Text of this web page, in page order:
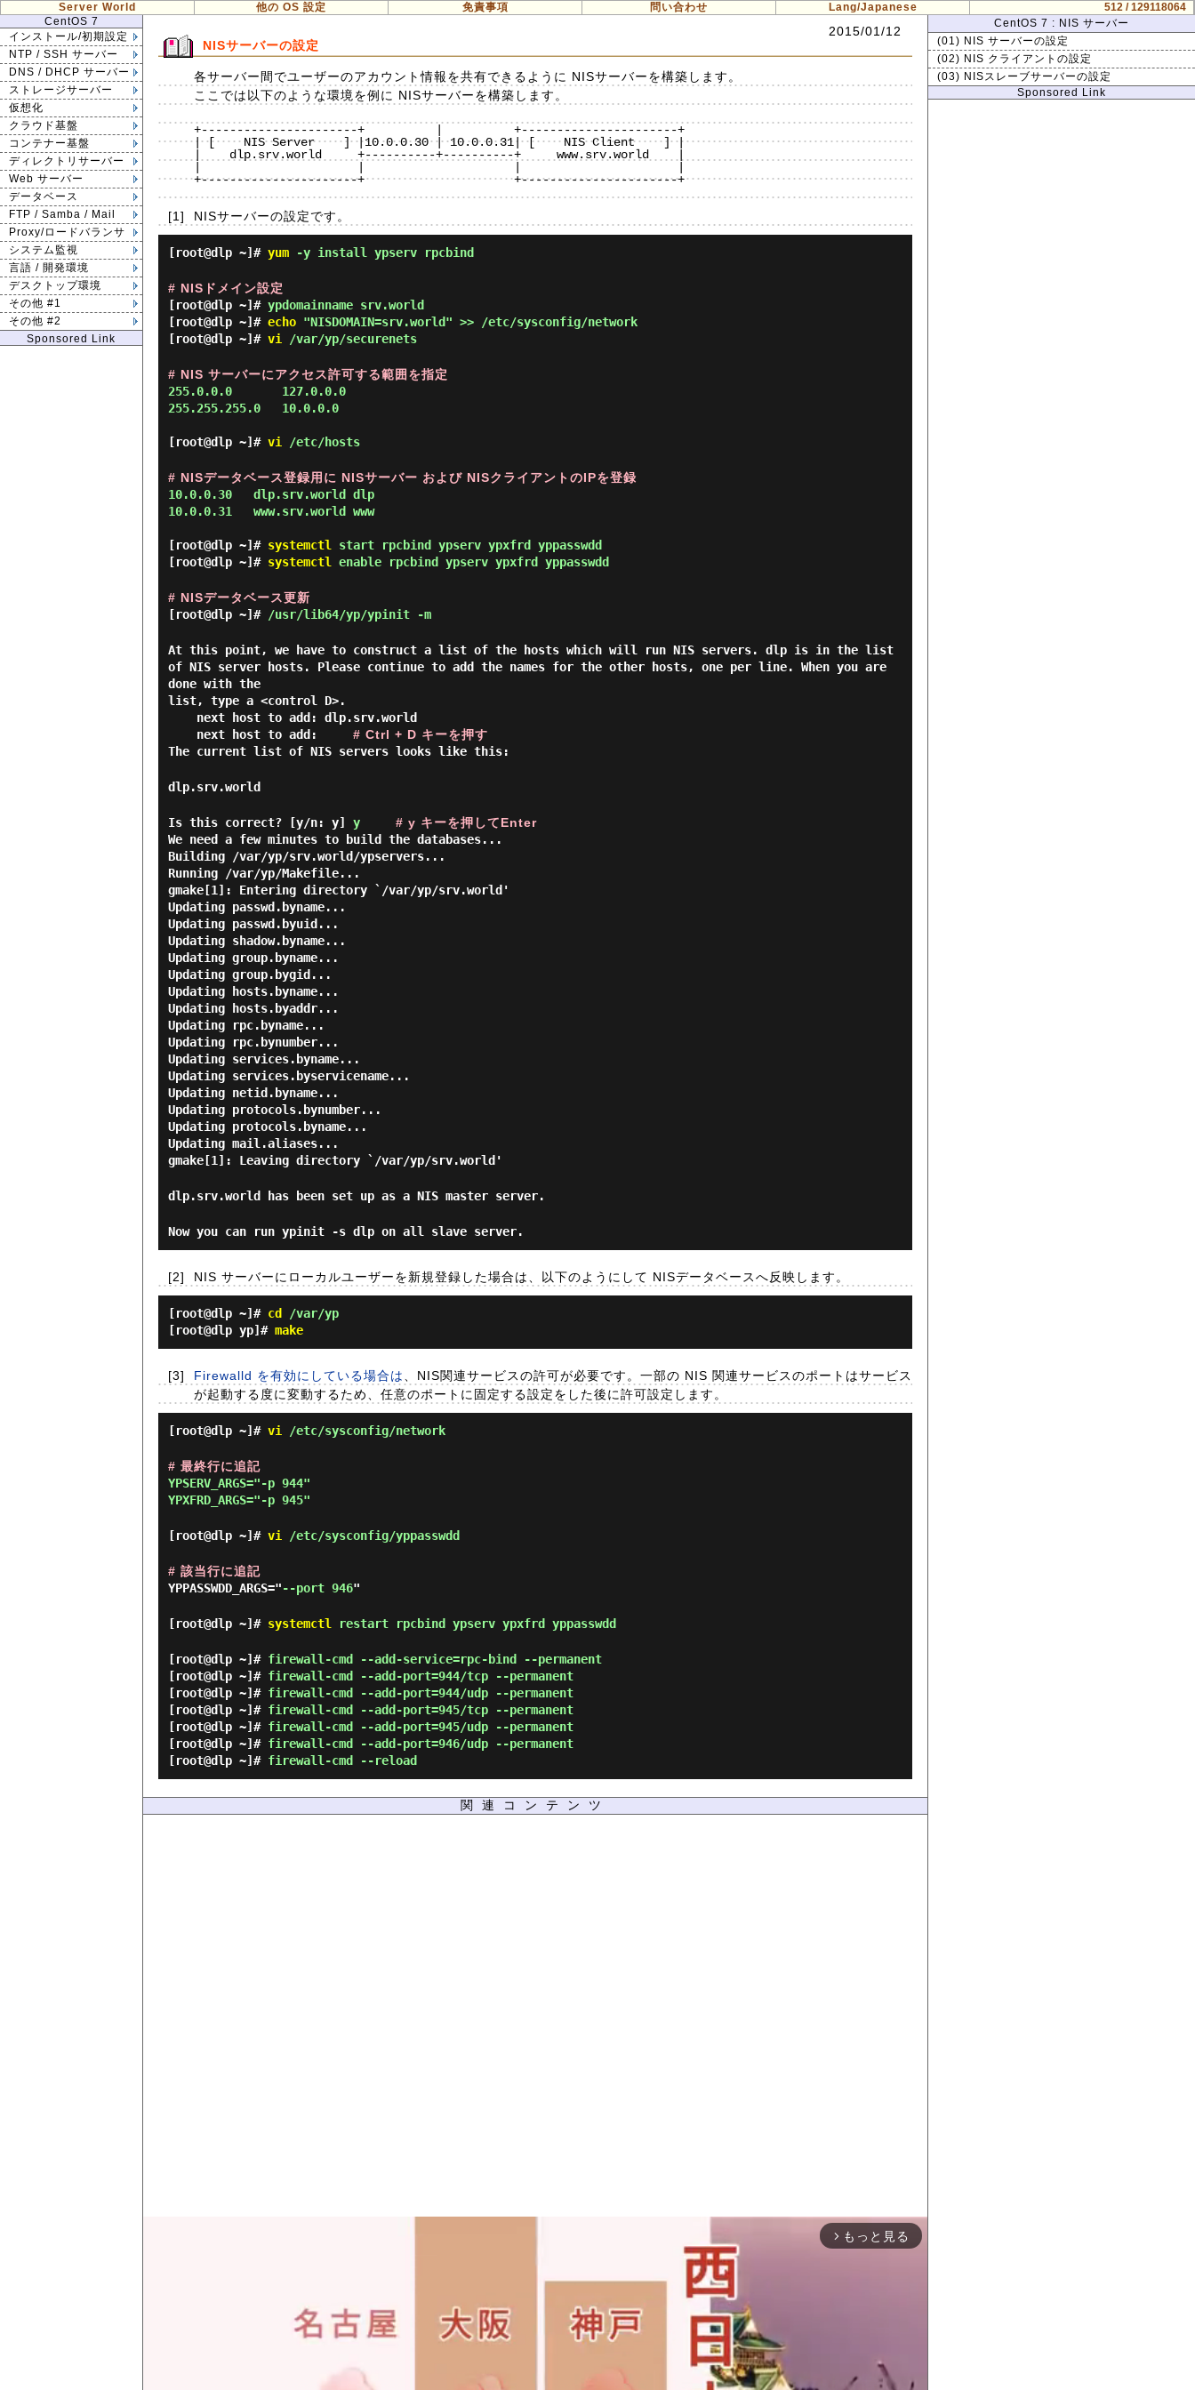
Server World 他の OS 設定 免責事項 問い合わせ Lang/Japanese
512 / 129118064
CentOS 7
インストール/初期設定
NTP / SSH サーバー
DNS / DHCP サーバー
ストレージサーバー
仮想化
クラウド基盤
コンテナー基盤
ディレクトリサーバー
Web サーバー
データベース
FTP / Samba / Mail
Proxy/ロードバランサ
システム監視
言語 / 開発環境
デスクトップ環境
その他 #1
その他 #2
Sponsored Link
NISサーバーの設定
2015/01/12
各サーバー間でユーザーのアカウント情報を共有できるように NISサーバーを構築します。
ここでは以下のような環境を例に NISサーバーを構築します。
+----------------------+          |          +----------------------+
| [    NIS Server    ] |10.0.0.30 | 10.0.0.31| [    NIS Client    ] |
|    dlp.srv.world     +----------+----------+     www.srv.world    |
+----------------------+                     +----------------------+
[1] NISサーバーの設定です。
[root@dlp ~]# yum -y install ypserv rpcbind
# NISドメイン設定
[root@dlp ~]# ypdomainname srv.world
[root@dlp ~]# echo "NISDOMAIN=srv.world" >> /etc/sysconfig/network
[root@dlp ~]# vi /var/yp/securenets
# NIS サーバーにアクセス許可する範囲を指定
255.0.0.0       127.0.0.0
255.255.255.0   10.0.0.0
[root@dlp ~]# vi /etc/hosts
# NISデータベース登録用に NISサーバー および NISクライアントのIPを登録
10.0.0.30   dlp.srv.world dlp
10.0.0.31   www.srv.world www
[root@dlp ~]# systemctl
start rpcbind ypserv ypxfrd yppasswdd
[root@dlp ~]# systemctl enable rpcbind ypserv ypxfrd yppasswdd
# NISデータベース更新
[root@dlp ~]# /usr/lib64/yp/ypinit -m
At this point, we have to construct a list of the hosts which will run NIS servers. dlp is in the list
of NIS server hosts. Please continue to add the names for the other hosts, one per line. When you are
done with the
list, type a <control D>.
next host to add: dlp.srv.world
next host to add: # Ctrl + D キーを押す
The current list of NIS servers looks like this:
dlp.srv.world
Is this correct? [y/n: y] y
# y キーを押してEnter
We need a few minutes to build the databases...
Building /var/yp/srv.world/ypservers...
Running /var/yp/Makefile...
gmake[1]: Entering directory `/var/yp/srv.world'
Updating passwd.byname...
Updating passwd.byuid...
Updating shadow.byname...
Updating group.byname...
Updating group.bygid...
Updating hosts.byname...
Updating hosts.byaddr...
Updating rpc.byname...
Updating rpc.bynumber...
Updating services.byname...
Updating services.byservicename...
Updating netid.byname...
Updating protocols.bynumber...
Updating protocols.byname...
Updating mail.aliases...
gmake[1]: Leaving directory `/var/yp/srv.world'
dlp.srv.world has been set up as a NIS master server.
Now you can run ypinit -s dlp on all slave server.
[2] NIS サーバーにローカルユーザーを新規登録した場合は、以下のようにして NISデータベースへ反映します。
[root@dlp ~]# cd
/var/yp
[root@dlp yp]# make
[3] Firewalld を有効にしている場合は
、NIS関連サービスの許可が必要です。一部の NIS 関連サービスのポートはサービス
が起動する度に変動するため、任意のポートに固定する設定をした後に許可設定します。
[root@dlp ~]# vi /etc/sysconfig/network
# 最終行に追記
YPSERV_ARGS="-p 944"
YPXFRD_ARGS="-p 945"
[root@dlp ~]# vi /etc/sysconfig/yppasswdd
# 該当行に追記
YPPASSWDD_ARGS="--port 946"
[root@dlp ~]# systemctl restart rpcbind ypserv ypxfrd yppasswdd
[root@dlp ~]# firewall-cmd --add-service=rpc-bind --permanent
[root@dlp ~]# firewall-cmd --add-port=944/tcp --permanent
[root@dlp ~]# firewall-cmd --add-port=944/udp --permanent
[root@dlp ~]# firewall-cmd --add-port=945/tcp --permanent
[root@dlp ~]# firewall-cmd --add-port=945/udp --permanent
[root@dlp ~]# firewall-cmd --add-port=946/udp --permanent
[root@dlp ~]# firewall-cmd --reload
関連コンテンツ
arrow_forward_ios もっと見る
CentOS 7 : NIS サーバー
(01) NIS サーバーの設定
(02) NIS クライアントの設定
(03) NISスレーブサーバーの設定
Sponsored Link